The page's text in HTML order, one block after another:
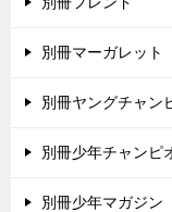
別冊マーガレット
別冊ヤングチャン
別冊少年チャンピ
別冊少年マガジン